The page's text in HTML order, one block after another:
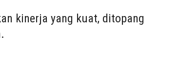
kinerja yang kuat, ditopang